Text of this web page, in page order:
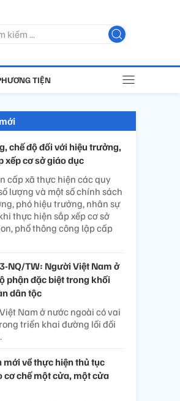
TIỆN
chế độ đối với hiệu trưởng,
xếp cơ sở giáo dục
cấp xã thực hiện các quy
lượng và một số chính sách
phó hiệu trưởng, nhân sự
thực hiện sắp xếp cơ sở
phổ thông công lập cấp
NQ/TW: Người Việt Nam ở
phận đặc biệt trong khối
dân tộc
Nam ở nước ngoài có vai
triển khai đường lối đối
mới về thực hiện thủ tục
cơ chế một cửa, một cửa